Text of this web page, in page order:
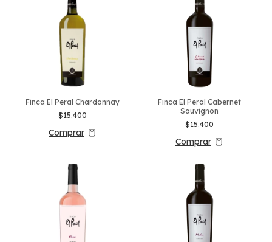
Finca El Peral Chardonnay
$15.400
Finca El Peral Cabernet
Sauvignon
$15.400